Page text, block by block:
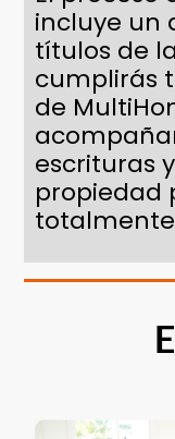
incluye un
títulos de
cumplirás
de
escrituras
propiedad